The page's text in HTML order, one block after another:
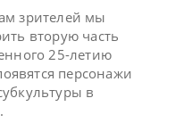
зрителей мы
вторую часть
25-летию
персонажи
в